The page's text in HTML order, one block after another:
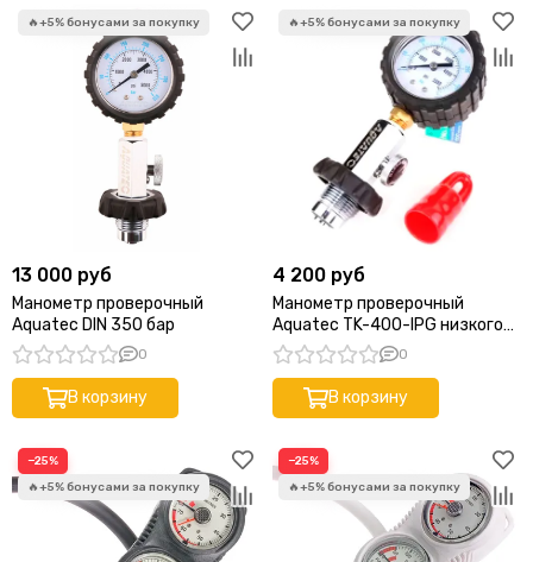
13 000 руб
Манометр проверочный
Aquatec DIN 350 бар
0
В корзину
4 200 руб
Манометр проверочный
Aquatec TK-400-IPG низкого
давления. 20 бар
0
В корзину
−25% −25%